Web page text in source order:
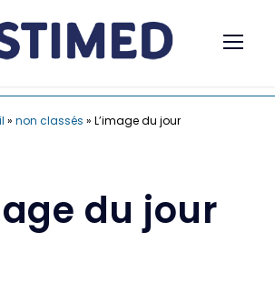
» non classés » L’image du jour
du jour